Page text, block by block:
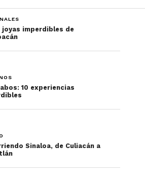
joyas imperdibles de
10 experiencias
Sinaloa, de Culiacán a